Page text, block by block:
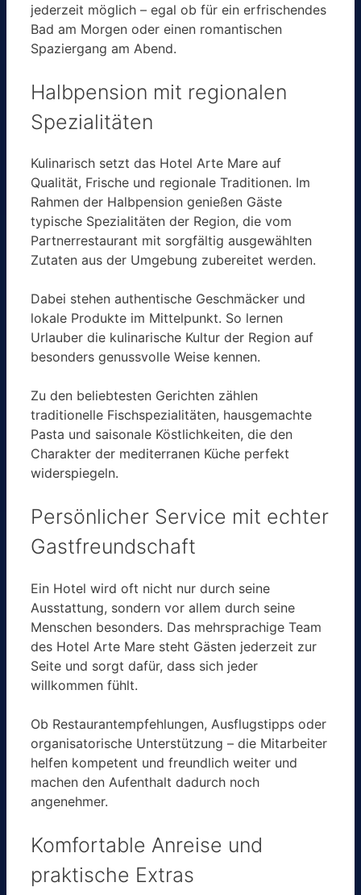
jederzeit möglich – egal ob für ein erfrischendes
Bad am Morgen oder einen romantischen
Spaziergang am Abend.
Halbpension mit regionalen
Spezialitäten
Kulinarisch setzt das Hotel Arte Mare auf
Qualität, Frische und regionale Traditionen. Im
Rahmen der Halbpension genießen Gäste
typische Spezialitäten der Region, die vom
Partnerrestaurant mit sorgfältig ausgewählten
Zutaten aus der Umgebung zubereitet werden.
Dabei stehen authentische Geschmäcker und
lokale Produkte im Mittelpunkt. So lernen
Urlauber die kulinarische Kultur der Region auf
besonders genussvolle Weise kennen.
Zu den beliebtesten Gerichten zählen
traditionelle Fischspezialitäten, hausgemachte
Pasta und saisonale Köstlichkeiten, die den
Charakter der mediterranen Küche perfekt
widerspiegeln.
Persönlicher Service mit echter
Gastfreundschaft
Ein Hotel wird oft nicht nur durch seine
Ausstattung, sondern vor allem durch seine
Menschen besonders. Das mehrsprachige Team
des Hotel Arte Mare steht Gästen jederzeit zur
Seite und sorgt dafür, dass sich jeder
willkommen fühlt.
Ob Restaurantempfehlungen, Ausflugstipps oder
organisatorische Unterstützung – die Mitarbeiter
helfen kompetent und freundlich weiter und
machen den Aufenthalt dadurch noch
angenehmer.
Komfortable Anreise und
praktische Extras